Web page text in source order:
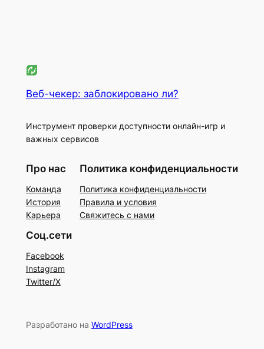
Веб-чекер: заблокировано ли?
Инструмент проверки доступности онлайн-игр и
важных сервисов
Про нас
Команда
История
Карьера
Политика конфиденциальности
Политика конфиденциальности
Правила и условия
Свяжитесь с нами
Соц.сети
Facebook
Instagram
Twitter/X
Разработано на WordPress